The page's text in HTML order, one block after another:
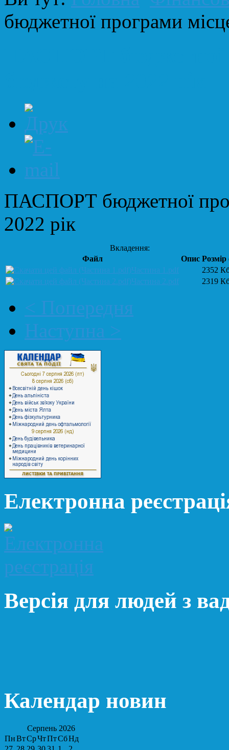
бюджетної програми
ПАСПОРТ бюджетної
2022 рік
Вкладення:
Файл
Опис
Частина 1.pdf
2352
Частина 2.pdf
2319
< Попередня
Наступна >
Електронна
Версія для людей з
Календар новин
Серпень 2026
ПнВтСрЧтПтСбНд